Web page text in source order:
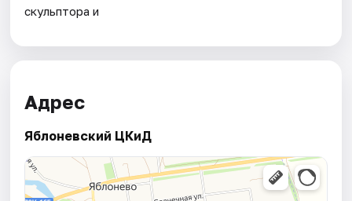
скульптора и
Адрес
Яблоневский ЦКиД